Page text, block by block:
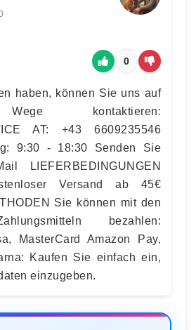
0
haben, können Sie uns auf
kontaktieren:
AT: +43 6609235546
9:30 - 18:30 Senden Sie
LIEFERBEDINGUNGEN
Versand ab 45€
Sie können mit den
bezahlen:
MasterCard Amazon Pay,
Kaufen Sie einfach ein,
einzugeben.